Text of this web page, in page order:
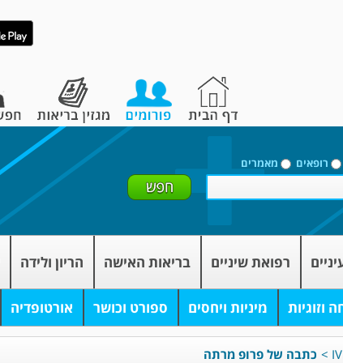
רופאים מאמרים
רפואת שיניים בריאות האישה הריון ולידה
וזוגיות מיניות ויחסים ספורט וכושר אורטופדיה
> כתבה של פרופ מרתה